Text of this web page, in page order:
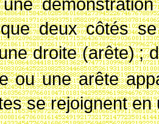
deux côtés
droite (arête) ;
ou une arête
se rejoignent